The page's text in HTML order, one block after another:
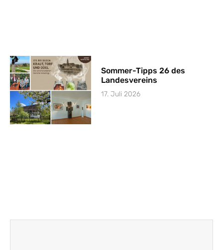
Sommer-Tipps 26 des
Landesvereins
17. Juli 2026